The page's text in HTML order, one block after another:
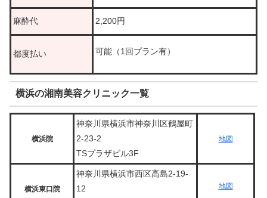
麻酔代 2,200円
都度払い 可能（1回プラン有）
横浜の湘南美容クリニック一覧
横浜院
神奈川県横浜市神奈川区鶴屋町
2-23-2
TSプラザビル3F
地図
横浜東口院
神奈川県横浜市西区高島2-19-
12
地図